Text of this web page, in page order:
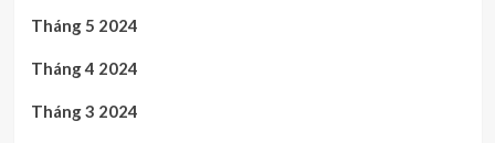
Tháng 5 2024
Tháng 4 2024
Tháng 3 2024